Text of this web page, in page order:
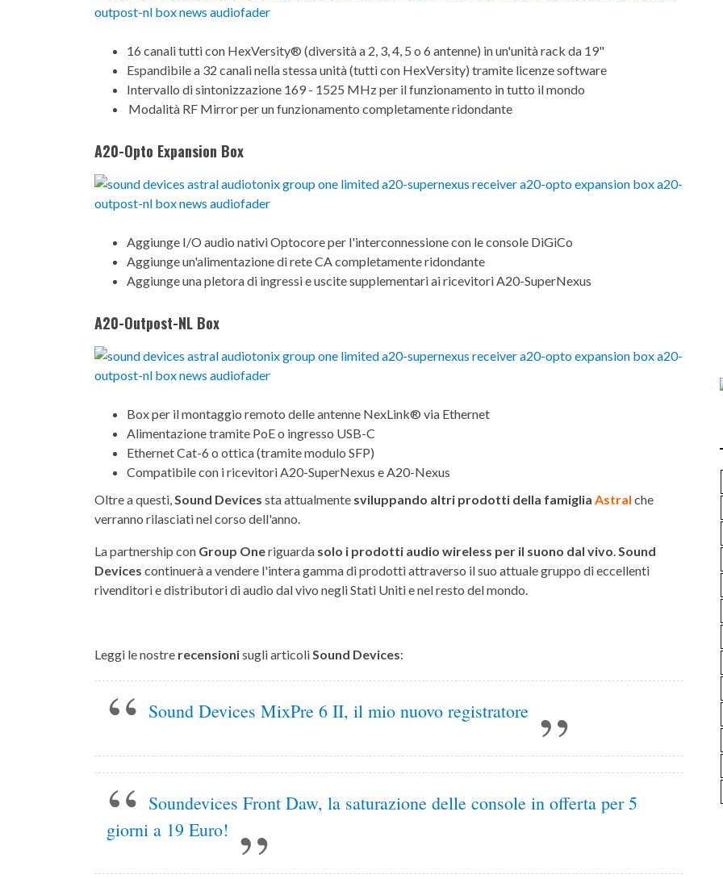
16 canali tutti con HexVersity® (diversità a 2, 3, 4, 5 o 6 antenne) in un'unità rack da 19"
Espandibile a 32 canali nella stessa unità (tutti con HexVersity) tramite licenze software
Intervallo di sintonizzazione 169 - 1525 MHz per il funzionamento in tutto il mondo
Modalità RF Mirror per un funzionamento completamente ridondante
A20-Opto Expansion Box
Aggiunge I/O audio nativi Optocore per l'interconnessione con le console DiGiCo
Aggiunge un'alimentazione di rete CA completamente ridondante
Aggiunge una pletora di ingressi e uscite supplementari ai ricevitori A20-SuperNexus
A20-Outpost-NL Box
Box per il montaggio remoto delle antenne NexLink® via Ethernet
Alimentazione tramite PoE o ingresso USB-C
Ethernet Cat-6 o ottica (tramite modulo SFP)
Compatibile con i ricevitori A20-SuperNexus e A20-Nexus
Oltre a questi,Sound Devices sta attualmente sviluppando altri prodotti della famiglia Astral che
verranno rilasciati nel corso dell'anno.
La partnership con Group Oneriguarda solo i prodotti audio wireless per il suono dal vivo.Sound
Devices continuerà a vendere l'intera gamma di prodotti attraverso il suo attuale gruppo di eccellenti
rivenditori e distributori di audio dal vivo negli Stati Uniti e nel resto del mondo.
Leggi le nostre recensionisugli articoliSound Devices:
Sound Devices MixPre 6 II, il mio nuovo registratore
Soundevices Front Daw, la saturazione delle console in offerta per 5
giorni a 19 Euro!